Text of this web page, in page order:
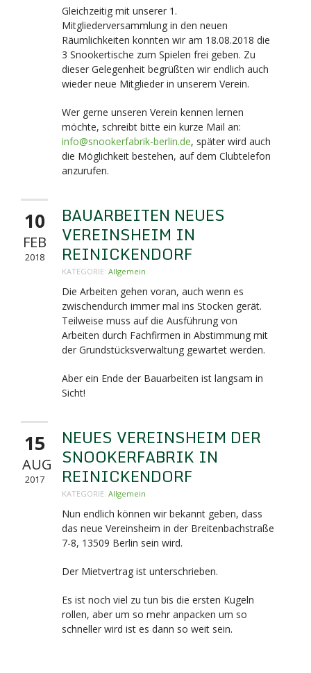
Gleichzeitig mit unserer 1.
Mitgliederversammlung in den neuen
Räumlichkeiten konnten wir am 18.08.2018 die
3 Snookertische zum Spielen frei geben. Zu
dieser Gelegenheit begrüßten wir endlich auch
wieder neue Mitglieder in unserem Verein.
Wer gerne unseren Verein kennen lernen
möchte, schreibt bitte ein kurze Mail an:
info@snookerfabrik-berlin.de, später wird auch
die Möglichkeit bestehen, auf dem Clubtelefon
anzurufen.
10
FEB
2018
BAUARBEITEN NEUES
VEREINSHEIM IN
REINICKENDORF
KATEGORIE: Allgemein
Die Arbeiten gehen voran, auch wenn es
zwischendurch immer mal ins Stocken gerät.
Teilweise muss auf die Ausführung von
Arbeiten durch Fachfirmen in Abstimmung mit
der Grundstücksverwaltung gewartet werden.
Aber ein Ende der Bauarbeiten ist langsam in
Sicht!
15
AUG
2017
NEUES VEREINSHEIM DER
SNOOKERFABRIK IN
REINICKENDORF
KATEGORIE: Allgemein
Nun endlich können wir bekannt geben, dass
das neue Vereinsheim in der Breitenbachstraße
7-8, 13509 Berlin sein wird.
Der Mietvertrag ist unterschrieben.
Es ist noch viel zu tun bis die ersten Kugeln
rollen, aber um so mehr anpacken um so
schneller wird ist es dann so weit sein.